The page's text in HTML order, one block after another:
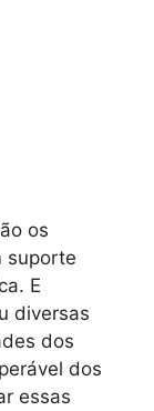
os
suporte
E
diversas
dos
dos
essas